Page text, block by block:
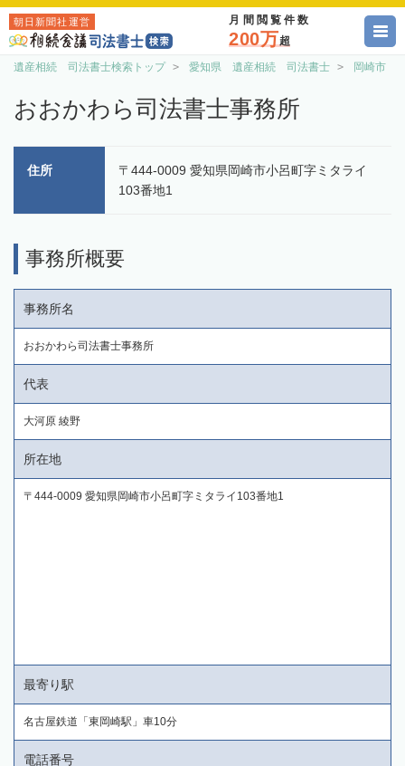
朝日新聞社運営 月間閲覧件数
200万超
遺産相続 司法書士検索トップ 愛知県 遺産相続 司法書士 岡崎市
おおかわら司法書士事務所
住所
〒444-0009 愛知県岡崎市小呂町字ミタライ
103番地1
事務所概要
事務所名
おおかわら司法書士事務所
代表
大河原 綾野
所在地
〒444-0009 愛知県岡崎市小呂町字ミタライ103番地1
最寄り駅
名古屋鉄道「東岡崎駅」車10分
電話番号